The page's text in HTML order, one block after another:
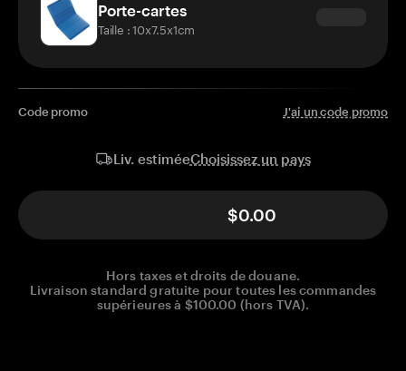
Porte-cartes
Taille : 10x7.5x1cm
Code promo J'ai un code promo
Liv. estiméeChoisissez un pays
$0.00
Hors taxes et droits de douane.
Livraison standard gratuite pour toutes les commandes
supérieures à $100.00 (hors TVA).